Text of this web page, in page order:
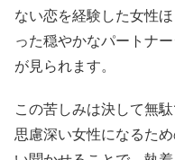
ない恋を経験した女性
った穏やかなパートナ
が見られます。
この苦しみは決して無
思慮深い女性になるた